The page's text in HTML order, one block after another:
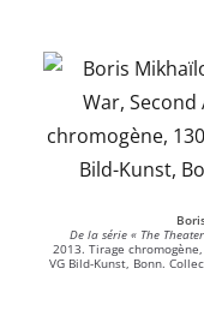
De la série « The
2013. Tirage
VG Bild-Kunst, Bonn.